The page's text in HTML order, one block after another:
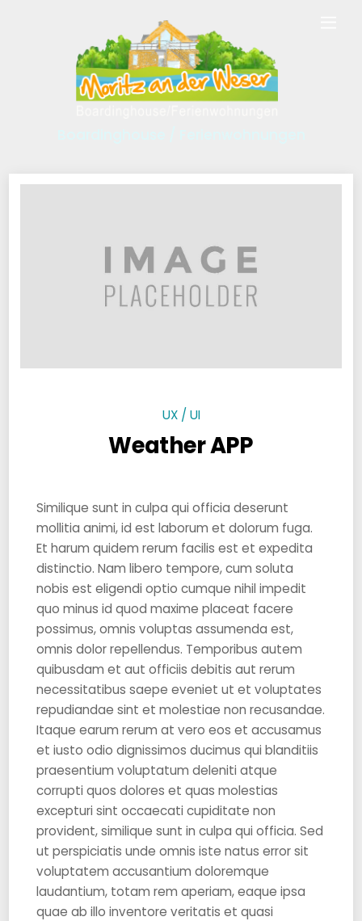
UX / UI
Weather APP
Similique sunt in culpa qui officia deserunt
mollitia animi, id est laborum et dolorum fuga.
Et harum quidem rerum facilis est et expedita
distinctio. Nam libero tempore, cum soluta
nobis est eligendi optio cumque nihil impedit
quo minus id quod maxime placeat facere
possimus, omnis voluptas assumenda est,
omnis dolor repellendus. Temporibus autem
quibusdam et aut officiis debitis aut rerum
necessitatibus saepe eveniet ut et voluptates
repudiandae sint et molestiae non recusandae.
Itaque earum rerum at vero eos et accusamus
et iusto odio dignissimos ducimus qui blanditiis
praesentium voluptatum deleniti atque
corrupti quos dolores et quas molestias
excepturi sint occaecati cupiditate non
provident, similique sunt in culpa qui officia. Sed
ut perspiciatis unde omnis iste natus error sit
voluptatem accusantium doloremque
laudantium, totam rem aperiam, eaque ipsa
quae ab illo inventore veritatis et quasi